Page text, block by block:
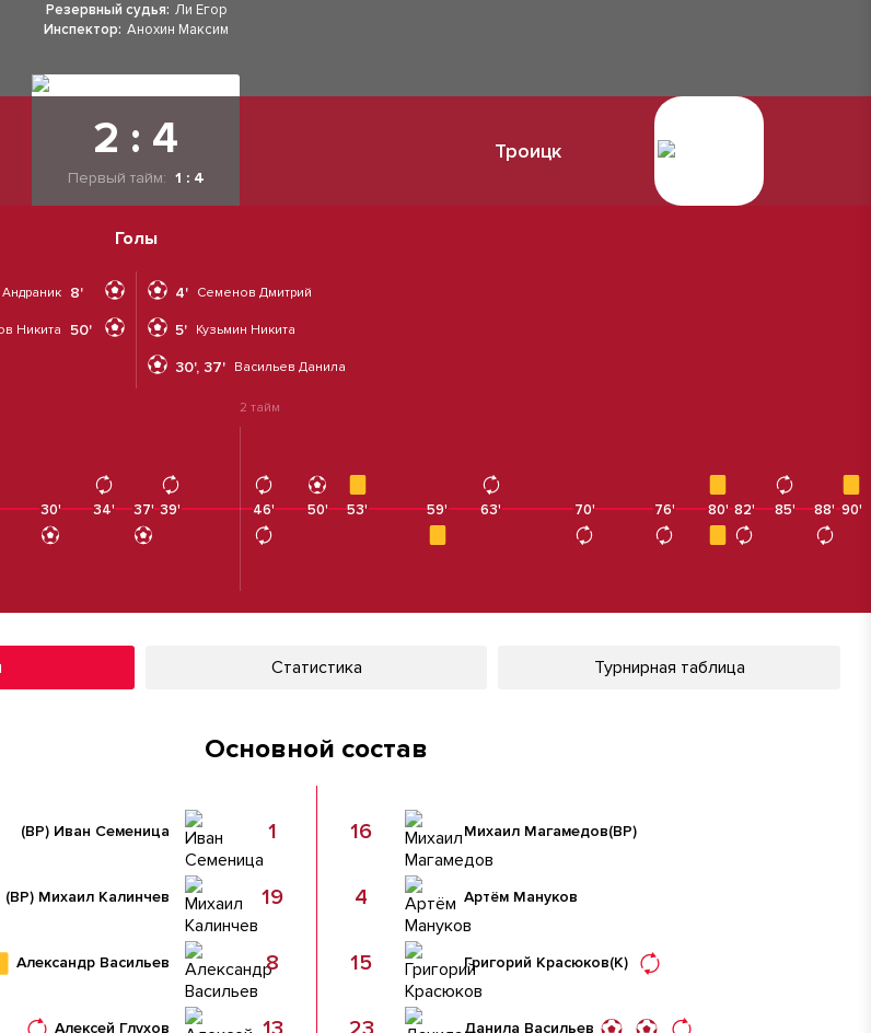
Резервный судья: Ли Егор
Инспектор: Анохин Максим
2 : 4
Первый тайм: 1 : 4
Троицк
Голы
Андраник 8'
Никита 50'
Семенов Дмитрий
4'
Кузьмин Никита
5'
Васильев Данила
30', 37'
2 тайм
30' 34' 37' 39' 46'
46' 50' 53' 59' 63' 70' 76' 80'
80' 82' 85' 88' 90'
Статистика Турнирная таблица
Основной состав
Иван Семеница
(ВР) 1
Михаил Калинчев
(ВР) 19
Александр Васильев 8
Алексей Глухов
Михаил Магамедов(ВР)
16
Артём Мануков
4
Григорий Красюков(К)
15
Данила Васильев